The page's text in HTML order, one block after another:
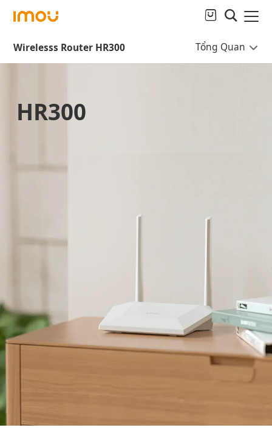
Wirelesss Router HR300 Tổng Quan
HR300